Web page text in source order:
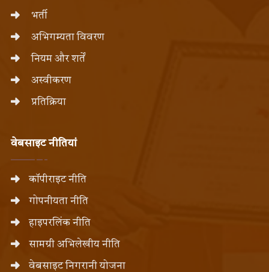
भर्ती
अभिगम्यता विवरण
नियम और शर्तें
अस्वीकरण
प्रतिक्रिया
वेबसाइट नीतियां
कॉपीराइट नीति
गोपनीयता नीति
हाइपरलिंक नीति
सामग्री अभिलेखीय नीति
वेबसाइट निगरानी योजना